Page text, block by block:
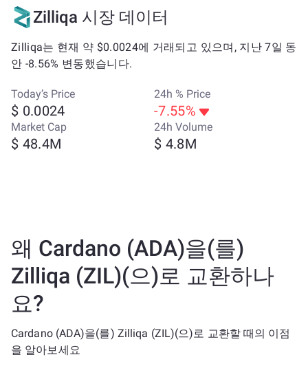
Zilliqa 시장 데이터
Zilliqa는 현재 약 $0.0024에 거래되고 있으며, 지난 7일 동
안 -8.56% 변동했습니다.
Today’s Price
$ 0.0024
24h % Price
-7.55%
Market Cap
$ 48.4M
24h Volume
$ 4.8M
왜 Cardano (ADA)을(를)
Zilliqa (ZIL)(으)로 교환하나
요?
Cardano (ADA)을(를) Zilliqa (ZIL)(으)로 교환할 때의 이점
을 알아보세요